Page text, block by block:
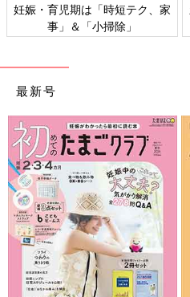
感染症対策、いますぐできるこ
と
最新号